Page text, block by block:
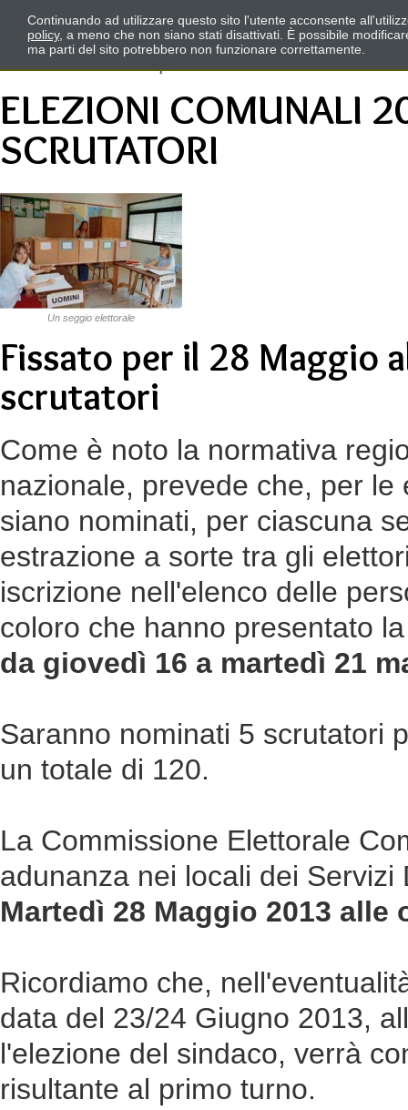
ELEZIONI COMUNALI
SCRUTATORI
Un seggio elettorale
Fissato per il 28 Maggio
scrutatori
Come è noto la normativa
nazionale, prevede che, per
siano nominati, per ciascuna
estrazione a sorte tra gli
iscrizione nell'elenco delle
coloro che hanno presentato
da giovedì 16 a martedì 21
Saranno nominati 5 scrutatori
un totale di 120.
La Commissione Elettorale
adunanza nei locali dei
Martedì 28 Maggio 2013 alle
Ricordiamo che,
data del 23/24 Giugno 2013,
l'elezione del sindaco, verrà
risultante al primo turno.
Continuando ad utilizzare questo sito l'utente acconsente
policy, a meno che non siano stati disattivati. È possibile
ma parti del sito potrebbero non funzionare correttamente.